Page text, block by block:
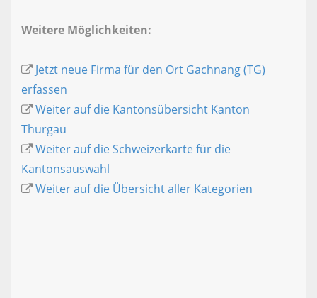
Weitere Möglichkeiten:
Jetzt neue Firma für den Ort Gachnang (TG)
erfassen
Weiter auf die Kantonsübersicht Kanton
Thurgau
Weiter auf die Schweizerkarte für die
Kantonsauswahl
Weiter auf die Übersicht aller Kategorien